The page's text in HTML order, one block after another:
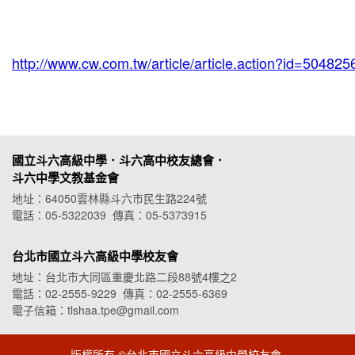
http://www.cw.com.tw/article/
國立斗六高級中學．斗六高中校友總會．
斗六中學文教基金會
地址：64050雲林縣斗六市民生路224號
電話：05-5322039 傳真：05-5373915
台北市國立斗六高級中學校友會
地址：台北市大同區重慶北路二段88號4樓之2
電話：02-2555-9229 傳真：02-2555-6369
電子信箱：tlshaa.tpe@gmail.com